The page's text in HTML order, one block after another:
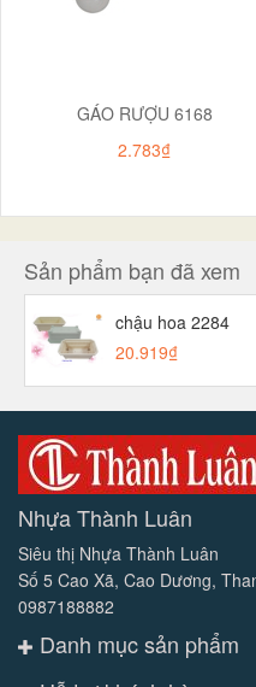
GÁO RƯỢU 6168
2.783₫
Sản phẩm bạn đã xem
chậu hoa 2284
20.919₫
Nhựa Thành Luân
Siêu thị Nhựa Thành Luân
Số 5 Cao Xã, Cao Dương,
0987188882
Danh mục sản phẩm